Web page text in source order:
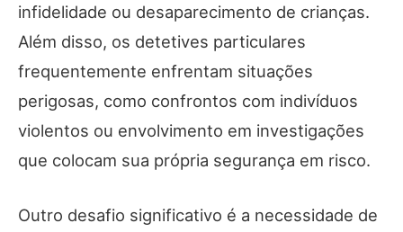
infidelidade ou desaparecimento de crianças.
Além disso, os detetives particulares
frequentemente enfrentam situações
perigosas, como confrontos com indivíduos
violentos ou envolvimento em investigações
que colocam sua própria segurança em risco.
Outro desafio significativo é a necessidade de